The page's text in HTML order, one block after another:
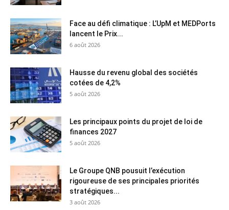
Face au défi climatique : L’UpM et MEDPorts
lancent le Prix...
6 août 2026
Hausse du revenu global des sociétés
cotées de 4,2%
5 août 2026
Les principaux points du projet de loi de
finances 2027
5 août 2026
Le Groupe QNB pousuit l’exécution
rigoureuse de ses principales priorités
stratégiques...
3 août 2026